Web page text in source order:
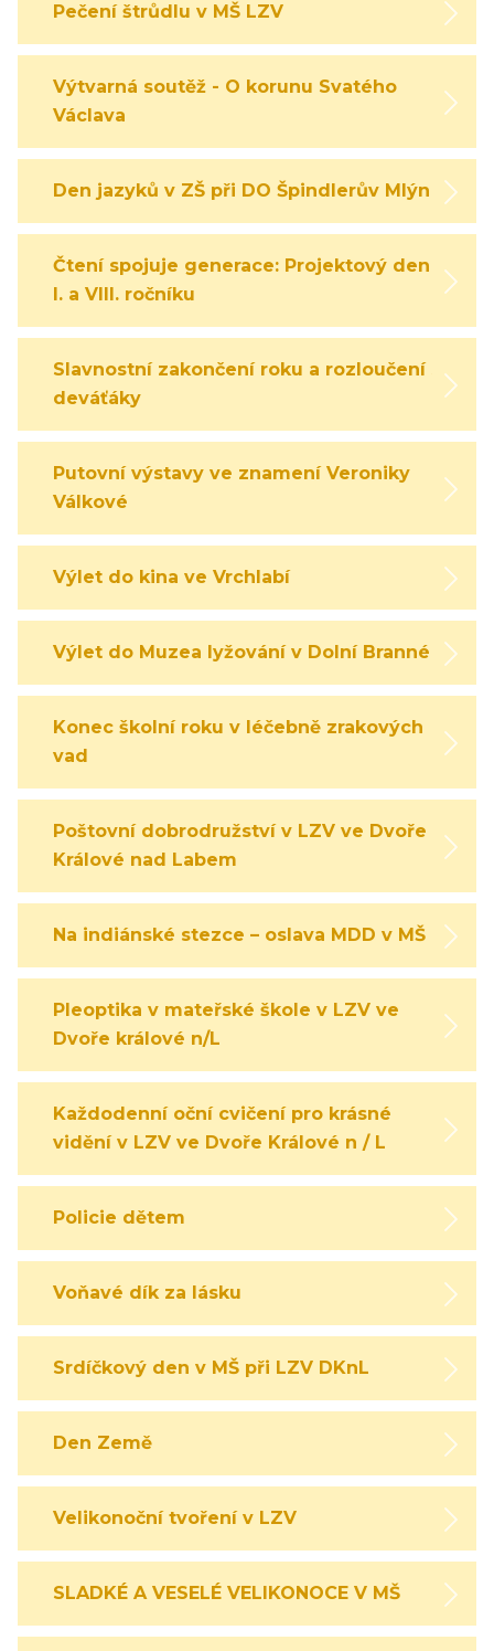
Pečení štrůdlu v MŠ LZV
Výtvarná soutěž - O korunu Svatého
Václava
Den jazyků v ZŠ při DO Špindlerův Mlýn
Čtení spojuje generace: Projektový den
I. a VIII. ročníku
Slavnostní zakončení roku a rozloučení s
deváťáky
Putovní výstavy ve znamení Veroniky
Válkové
Výlet do kina ve Vrchlabí
Výlet do Muzea lyžování v Dolní Branné
Konec školní roku v léčebně zrakových
vad
Poštovní dobrodružství v LZV ve Dvoře
Králové nad Labem
Na indiánské stezce – oslava MDD v MŠ
Pleoptika v mateřské škole v LZV ve
Dvoře králové n/L
Každodenní oční cvičení pro krásné
vidění v LZV ve Dvoře Králové n / L
Policie dětem
Voňavé dík za lásku
Srdíčkový den v MŠ při LZV DKnL
Den Země
Velikonoční tvoření v LZV
SLADKÉ A VESELÉ VELIKONOCE V MŠ